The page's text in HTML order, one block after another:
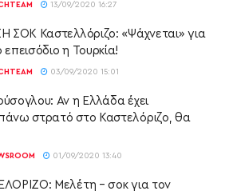
13/09/2020 16:27
ΣΟΚ Καστελλόριζο: «Ψάχνεται» για
η Τουρκία!
03/09/2020 15:01
Αν η Ελλάδα έχει
στρατό στο Καστελόριζο, θα
01/09/2020 13:40
Μελέτη – σοκ για τον